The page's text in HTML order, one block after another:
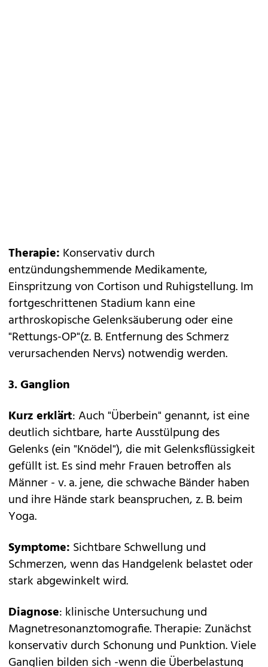
Therapie: Konservativ durch
entzündungshemmende Medikamente,
Einspritzung von Cortison und Ruhigstellung. Im
fortgeschrittenen Stadium kann eine
arthroskopische Gelenksäuberung oder eine
"Rettungs-OP"(z. B. Entfernung des Schmerz
verursachenden Nervs) notwendig werden.
3. Ganglion
Kurz erklärt: Auch "Überbein" genannt, ist eine
deutlich sichtbare, harte Ausstülpung des
Gelenks (ein "Knödel"), die mit Gelenksflüssigkeit
gefüllt ist. Es sind mehr Frauen betroffen als
Männer - v. a. jene, die schwache Bänder haben
und ihre Hände stark beanspruchen, z. B. beim
Yoga.
Symptome: Sichtbare Schwellung und
Schmerzen, wenn das Handgelenk belastet oder
stark abgewinkelt wird.
Diagnose: klinische Untersuchung und
Magnetresonanztomografie. Therapie: Zunächst
konservativ durch Schonung und Punktion. Viele
Ganglien bilden sich -wenn die Überbelastung